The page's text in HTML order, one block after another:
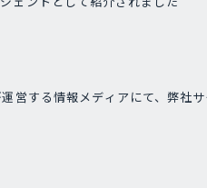
営する情報メディアにて、弊社